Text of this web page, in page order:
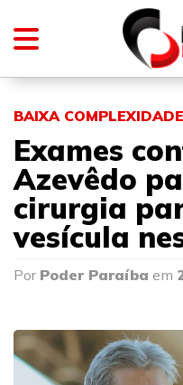
BAIXA COMPLEXIDADE
Exames
Azevêdo
cirurgia
vesícula
Por Poder Paraíba em